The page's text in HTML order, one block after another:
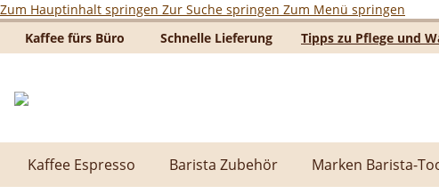
Zum Hauptinhalt springen Zur Suche springen Zum Menü springen
Kaffee fürs Büro
Schnelle Lieferung Tipps zu Pflege und
Kaffee Espresso Barista Zubehör Marken Barista-